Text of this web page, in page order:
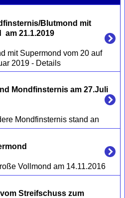
Blutmond mit
am 21.1.2019
mit Supermond vom 20 auf
Mondfinsternis am 27.Juli
vom Streifschuss zum